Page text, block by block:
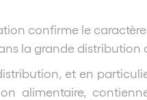
confirme le
la grande distribution
et en
alimentaire,